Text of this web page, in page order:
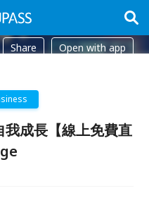
Share Open with app
成長【線上免費直